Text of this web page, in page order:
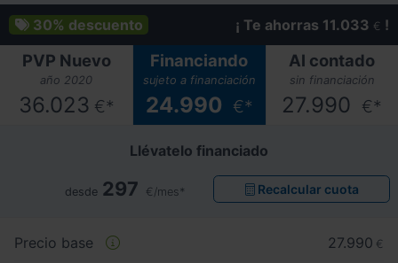
30% descuento ¡ Te ahorras 11.033 € !
PVP Nuevo
año 2020
36.023 €*
Financiando
sujeto a financiación
24.990 €*
Al contado
sin financiación
27.990 €*
Llévatelo financiado
desde 297 €/mes* Recalcular cuota
Precio base 27.990 €